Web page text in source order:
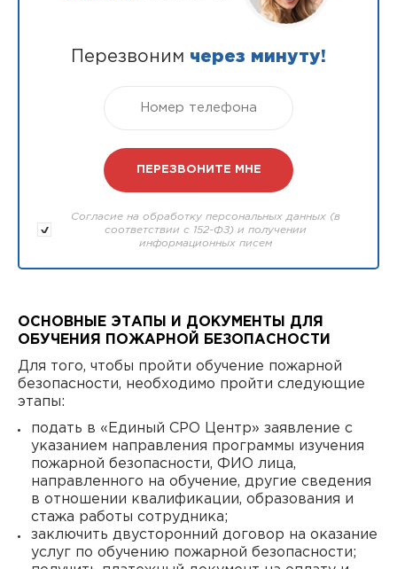
Перезвоним через минуту!
Согласие на обработку персональных данных (в
соответствии с 152-ФЗ) и получении
информационных писем
ОСНОВНЫЕ ЭТАПЫ И ДОКУМЕНТЫ ДЛЯ
ОБУЧЕНИЯ ПОЖАРНОЙ БЕЗОПАСНОСТИ
Для того, чтобы пройти обучение пожарной
безопасности, необходимо пройти следующие
этапы:
подать в «Единый СРО Центр» заявление с
указанием направления программы изучения
пожарной безопасности, ФИО лица,
направленного на обучение, другие сведения
в отношении квалификации, образования и
стажа работы сотрудника;
заключить двусторонний договор на оказание
услуг по обучению пожарной безопасности;